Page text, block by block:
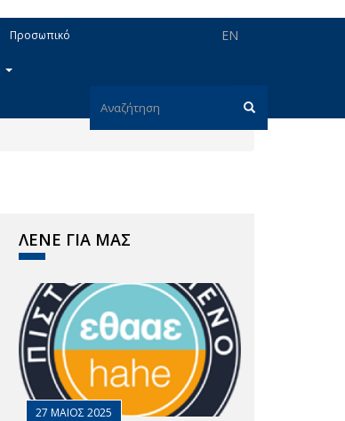
EN
Προσωπικό
Φόρμα
ΛΕΝΕ ΓΙΑ ΜΑΣ
27 ΜΑΙΟΣ 2025